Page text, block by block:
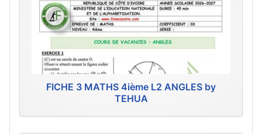
FICHE 3 MATHS 4ième L2 ANGLES by
TEHUA